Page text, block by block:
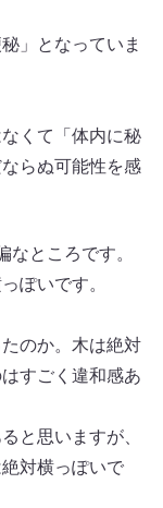
」となっていま
くて「体内に秘
らぬ可能性を感
ところです。
ぽいです。
のか。木は絶対
すごく違和感あ
と思いますが、
対横っぽいで